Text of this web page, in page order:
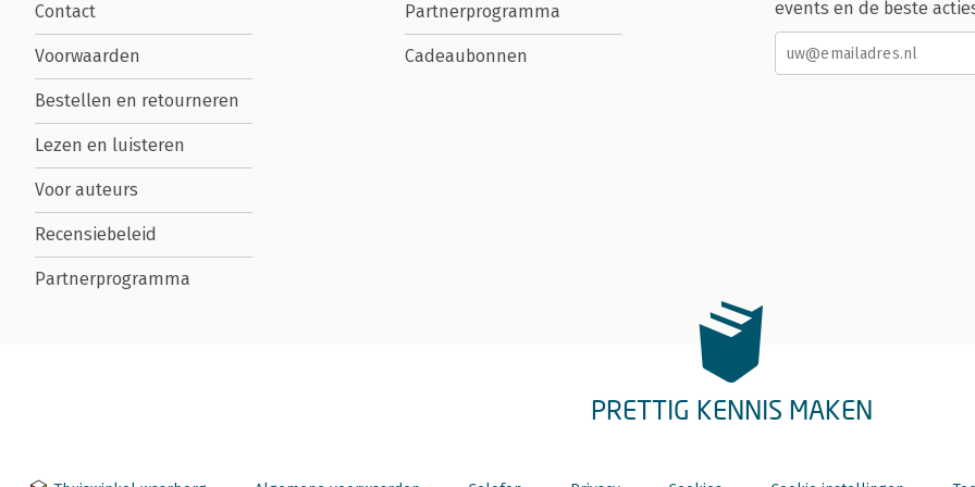
Contact
Voorwaarden
Bestellen en retourneren
Lezen en luisteren
Voor auteurs
Recensiebeleid
Partnerprogramma
Partnerprogramma
Cadeaubonnen
events en de beste
PRETTIG KENNIS MAKEN